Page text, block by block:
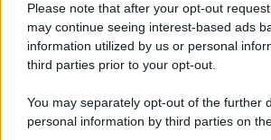
Please note that after your opt-out
may continue seeing interest-based ads
information utilized by us or personal
third parties prior to your opt-out.
You may separately opt-out of the further
personal information by third parties on
Gossip e TV è un sito di MASTE S.r.l.
viale Luigi Majno n. 21 - 20129
P.Iva 10909580960
Categorie